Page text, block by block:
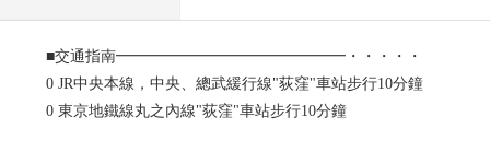
■交通指南━━━━━━━━━━━━━━━・・・・・
0 JR中央本線，中央、總武緩行線"荻窪"車站步行10分鐘
0 東京地鐵線丸之內線"荻窪"車站步行10分鐘